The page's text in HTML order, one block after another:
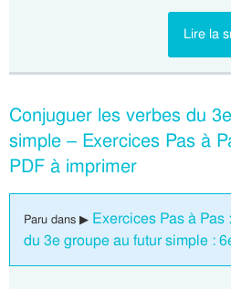
Lire la
Conjuguer les verbes du
simple – Exercices Pas à
PDF à imprimer
Paru dans ▶ Exercices Pas à
du 3e groupe au futur simple :